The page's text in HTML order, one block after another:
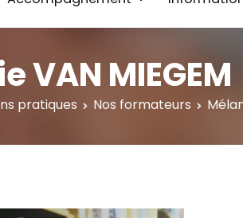
xpertise
VAN MIEGEM
pratiques Nos formateurs